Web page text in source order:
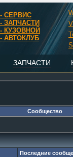
- СЕРВИС
- ЗАПЧАСТИ
КУЗОВНОЙ
АВТОКЛУБ
ЗАПЧАСТИ
Сообщество
Последние